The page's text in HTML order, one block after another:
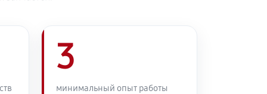
3
минимальный опыт работы